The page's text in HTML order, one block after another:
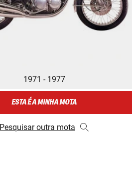
1971 - 1977
ESTA É A MINHA MOTA
Pesquisar outra mota